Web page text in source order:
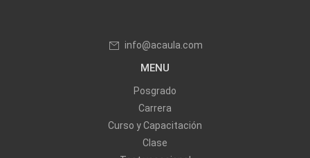
info@acaula.com
MENU
Posgrado
Carrera
Curso y Capacitación
Clase